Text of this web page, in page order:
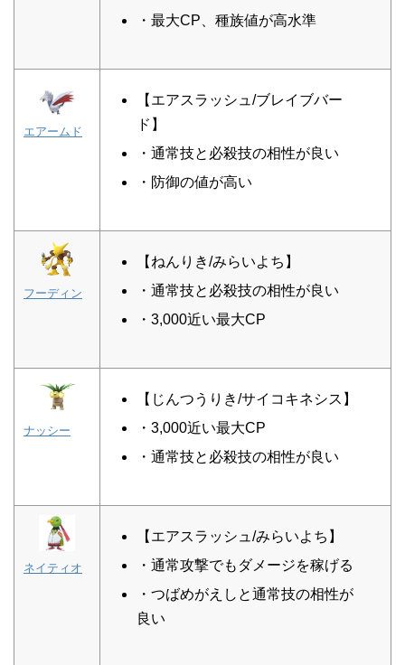
・最大CP、種族値が高水準
エアームド
【エアスラッシュ/ブレイブバー
ド】
・通常技と必殺技の相性が良い
・防御の値が高い
フーディン
【ねんりき/みらいよち】
・通常技と必殺技の相性が良い
・3,000近い最大CP
ナッシー
【じんつうりき/サイコキネシス】
・3,000近い最大CP
・通常技と必殺技の相性が良い
ネイティオ
【エアスラッシュ/みらいよち】
・通常攻撃でもダメージを稼げる
・つばめがえしと通常技の相性が
良い